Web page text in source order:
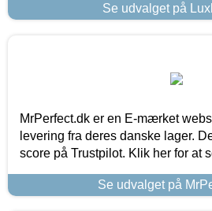
Se udvalget på
MrPerfect.dk er en E-mærket
levering fra deres danske lager.
score på Trustpilot. Klik her for at
Se udvalget på